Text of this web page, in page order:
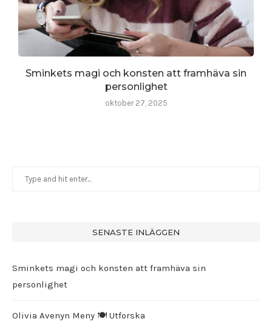
Sminkets magi och konsten att framhäva sin
personlighet
oktober 27, 2025
SENASTE INLÄGGEN
Sminkets magi och konsten att framhäva sin
personlighet
Olivia Avenyn Meny 🍽️ Utforska